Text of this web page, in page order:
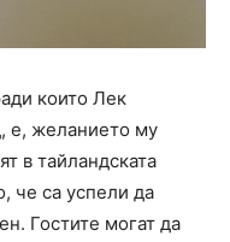
които Лек
е, желанието му
в тайландската
че са успели да
Гостите могат да